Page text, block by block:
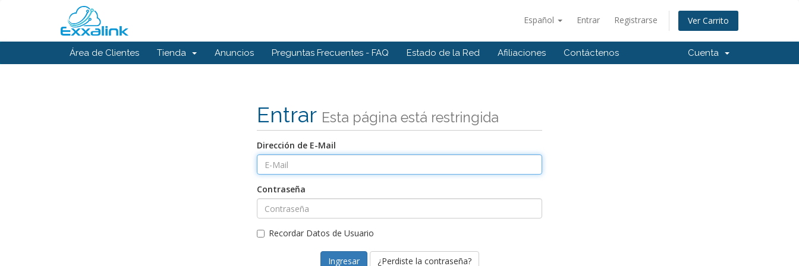
Español Entrar Registrarse Ver Carrito
Área de Clientes Tienda Anuncios Preguntas Frecuentes - FAQ Estado de la Red Afiliaciones Contáctenos Cuenta
Entrar Esta página está restringida
Dirección de E-Mail
Contraseña
Recordar Datos de Usuario
¿Perdiste la contraseña?